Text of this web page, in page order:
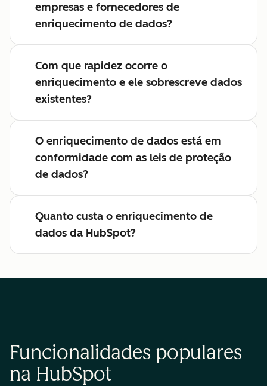
empresas e fornecedores de
enriquecimento de dados?
Com que rapidez ocorre o
enriquecimento e ele sobrescreve dados
existentes?
O enriquecimento de dados está em
conformidade com as leis de proteção
de dados?
Quanto custa o enriquecimento de
dados da HubSpot?
Funcionalidades populares
na HubSpot